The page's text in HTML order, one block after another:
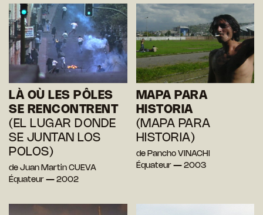
LÀ OÙ LES PÔLES
SE RENCONTRENT
(EL LUGAR DONDE
SE JUNTAN LOS
POLOS)
de Juan Martin CUEVA
Équateur — 2002
MAPA PARA
HISTORIA
(MAPA PARA
HISTORIA)
de Pancho VINACHI
Équateur — 2003